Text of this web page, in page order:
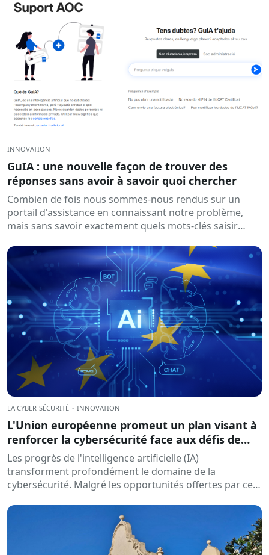
INNOVATION
GuIA : une nouvelle façon de trouver des
réponses sans avoir à savoir quoi chercher
Combien de fois nous sommes-nous rendus sur un
portail d'assistance en connaissant notre problème,
mais sans savoir exactement quels mots-clés saisir
LA CYBER-SÉCURITÉ · INNOVATION
L'Union européenne promeut un plan visant à
renforcer la cybersécurité face aux défis de
l'intelligence artificielle
Les progrès de l'intelligence artificielle (IA)
transforment profondément le domaine de la
cybersécurité. Malgré les opportunités offertes par ces